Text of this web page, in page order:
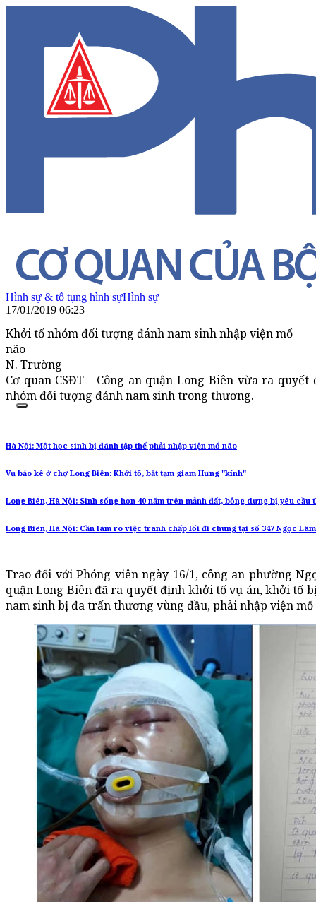
Hình sự & tố tụng hình sựHình sự
17/01/2019 06:23
Khởi tố nhóm đối tượng đánh nam sinh nhập viện mổ
não
N. Trường
Cơ quan CSĐT - Công an quận Long Biên vừa ra
nhóm đối tượng đánh nam sinh trong thương.
Hà Nội: Một học sinh bị đánh tập thể phải nhập viện mổ não
Vụ bảo kê ở chợ Long Biên: Khởi tố, bắt tạm giam Hưng "kính"
Long Biên, Hà Nội: Sinh sống hơn 40 năm trên mảnh đất, bỗng dưng bị yêu
Long Biên, Hà Nội: Cần làm rõ việc tranh chấp lối đi chung tại số 347 Ngọc Lâm
Trao đổi với Phóng viên ngày 16/1, công an phường
quận Long Biên đã ra quyết định khởi tố vụ án, khởi tố
nam sinh bị đa trấn thương vùng đầu, phải nhập viện mổ